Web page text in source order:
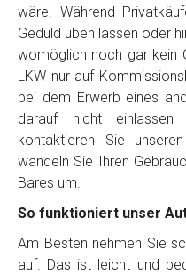
wäre. Während
Geduld üben lassen oder
womöglich noch gar kein
LKW nur auf
bei dem Erwerb eines
darauf nicht
kontaktieren Sie
wandeln Sie Ihren
Bares um.
So funktioniert unser
Am Besten nehmen Sie
auf. Das ist leicht und